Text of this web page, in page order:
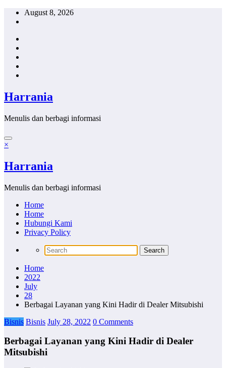
Skip
August 8, 2026
Harrania
Menulis dan berbagi informasi
×
Harrania
Menulis dan berbagi informasi
Home
Home
Hubungi Kami
Privacy Policy
Home
2022
July
28
Berbagai Layanan yang Kini Hadir di Dealer Mitsubishi
Bisnis Bisnis July 28, 2022 0 Comments
Berbagai Layanan yang Kini Hadir di Dealer
Mitsubishi